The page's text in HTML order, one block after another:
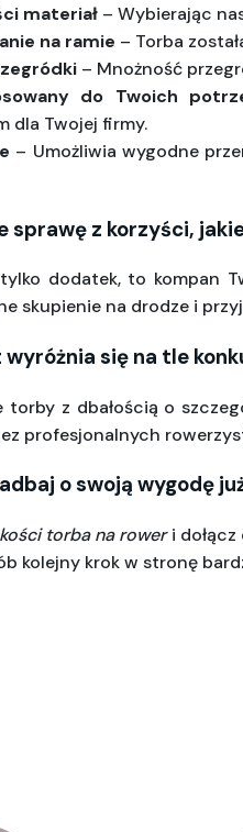
materiał – Wybierając
na ramie – Torba
– Mnożność
do Twoich
dla Twojej firmy.
– Umożliwia wygodne
sprawę z korzyści,
dodatek, to kompan
skupienie na drodze i
się na tle
torby z dbałością o
profesjonalnych
o swoją wygodę
torba na rower i dołącz
kolejny krok w stronę